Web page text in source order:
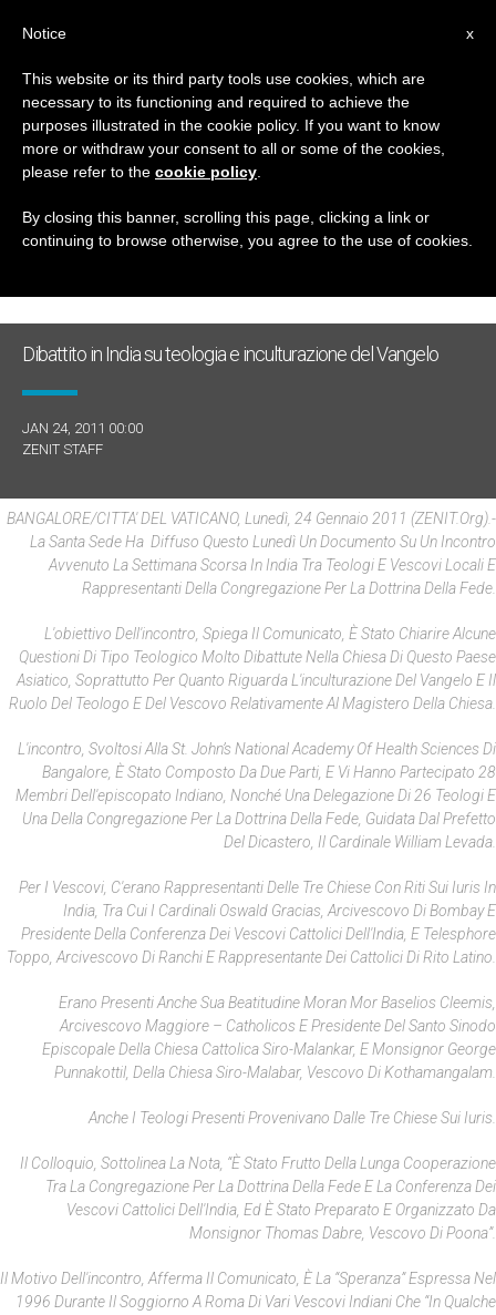
GIORNO
Gennaio 24th, 2011
ULTIME NOTIZIE
Dibattito in India su teologia e inculturazione del Vangelo
JAN 24, 2011 00:00
ZENIT STAFF
BANGALORE/CITTA' DEL VATICANO, Lunedì, 24 Gennaio 2011 (ZENIT.org).-
La Santa Sede Ha Diffuso Questo Lunedì Un Documento Su Un Incontro
Avvenuto La Settimana Scorsa In India Tra Teologi E Vescovi Locali E
Rappresentanti Della Congregazione Per La Dottrina Della Fede.
L'obiettivo Dell'incontro, Spiega Il Comunicato, È Stato Chiarire Alcune
Questioni Di Tipo Teologico Molto Dibattute Nella Chiesa Di Questo Paese
Asiatico, Soprattutto Per Quanto Riguarda L'inculturazione Del Vangelo E Il
Ruolo Del Teologo E Del Vescovo Relativamente Al Magistero Della Chiesa.
L'incontro, Svoltosi Alla St. John’s National Academy Of Health Sciences Di
Bangalore, È Stato Composto Da Due Parti, E Vi Hanno Partecipato 28
Membri Dell'episcopato Indiano, Nonché Una Delegazione Di 26 Teologi E
Una Della Congregazione Per La Dottrina Della Fede, Guidata Dal Prefetto
Del Dicastero, Il Cardinale William Levada.
Per I Vescovi, C'erano Rappresentanti Delle Tre Chiese Con Riti Sui Iuris In
India, Tra Cui I Cardinali Oswald Gracias, Arcivescovo Di Bombay E
Presidente Della Conferenza Dei Vescovi Cattolici Dell'India, E Telesphore
Toppo, Arcivescovo Di Ranchi E Rappresentante Dei Cattolici Di Rito Latino.
Erano Presenti Anche Sua Beatitudine Moran Mor Baselios Cleemis,
Arcivescovo Maggiore – Catholicos E Presidente Del Santo Sinodo
Episcopale Della Chiesa Cattolica Siro-Malankar, E Monsignor George
Punnakottil, Della Chiesa Siro-Malabar, Vescovo Di Kothamangalam.
Anche I Teologi Presenti Provenivano Dalle Tre Chiese Sui Iuris.
Il Colloquio, Sottolinea La Nota, “è Stato Frutto Della Lunga Cooperazione
Tra La Congregazione Per La Dottrina Della Fede E La Conferenza Dei
Vescovi Cattolici Dell'India, Ed È Stato Preparato E Organizzato Da
Monsignor Thomas Dabre, Vescovo Di Poona”.
Il Motivo Dell'incontro, Afferma Il Comunicato, È La “speranza” Espressa Nel
1996 Durante Il Soggiorno A Roma Di Vari Vescovi Indiani Che “in Qualche
x
Notice
This website or its third party tools use cookies, which are
necessary to its functioning and required to achieve the
purposes illustrated in the cookie policy. If you want to know
more or withdraw your consent to all or some of the cookies,
please refer to the cookie policy
By closing this banner, scrolling this page, clicking a link or
continuing to browse otherwise, you agree to the use of cookies.